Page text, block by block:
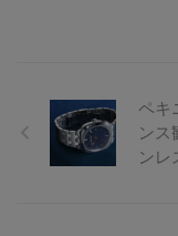
ペキ
ンス
ンレ